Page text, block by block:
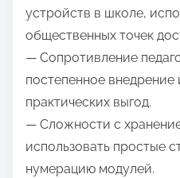
устройств в школе,
общественных точек
— Сопротивление
постепенное
практических выгод.
— Сложности с
использовать простые
нумерацию модулей.